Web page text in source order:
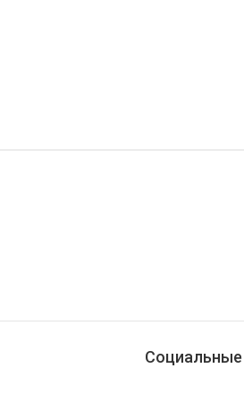
Социальные